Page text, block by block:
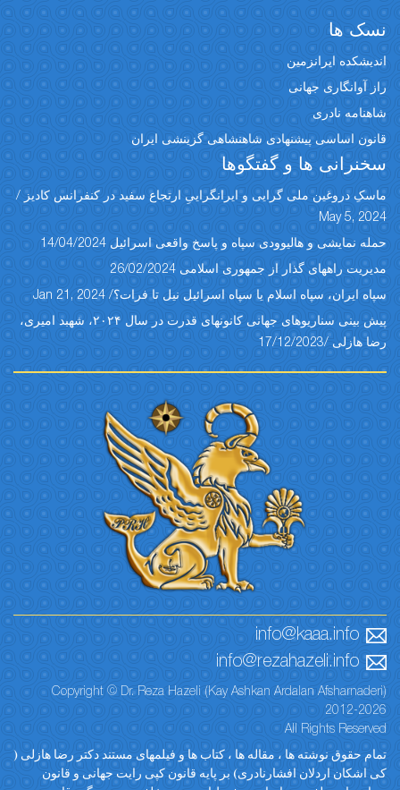
نسک ها
اندیشکده ایرانزمین
راز آوانگاری جهانی
شاهنامه نادری
قانون اساسی پیشنهادی شاهنشاهی گزینشی ایران
سخنرانی ها و گفتگوها
ماسکِ دروغین ملی گرایی و ایرانگراییِ ارتجاع سفید در کنفرانس کادیز /
May 5, 2024
حمله نمایشی و هالیوودی سپاه و پاسخ واقعی اسرائیل 14/04/2024
مدیریت راههای گذار از جمهوری اسلامی 26/02/2024
سپاه ایران، سپاه اسلام یا سپاه اسرائیل نیل تا فرات؟/ Jan 21, 2024
پیش بینی سناریوهای جهانی کانونهای قدرت در سال ۲۰۲۴، شهبد امیری،
رضا هازلی /17/12/2023
info@kaaa.info
info@rezahazeli.info
Copyright © Dr. Reza Hazeli (Kay Ashkan Ardalan Afsharnaderi)
2012-2026
All Rights Reserved
تمام حقوق نوشته ها ، مقاله ها ، کتاب ها و فیلمهای مستند دکتر رضا هازلی (
کی اشکان اردلان افشارنادری) بر پایه قانون کپی رایت جهانی و قانون